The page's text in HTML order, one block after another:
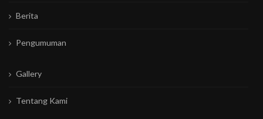
Berita
Pengumuman
Gallery
Tentang Kami